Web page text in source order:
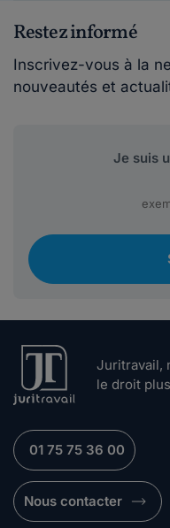
Restez informé
Inscrivez-vous à la
nouveautés et
Juritravail,
le droit
01 75 75 36 00
Nous contacter